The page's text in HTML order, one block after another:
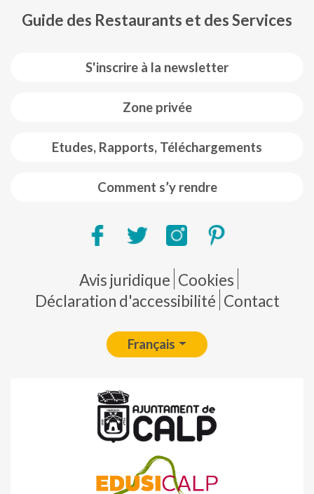
S'inscrire à la newsletter
Zone privée
Etudes, Rapports, Téléchargements
Comment s’y rendre
Guide des Restaurants et des Services
Pie de página
Avis juridique Cookies
Déclaration d'accessibilité Contact
Français